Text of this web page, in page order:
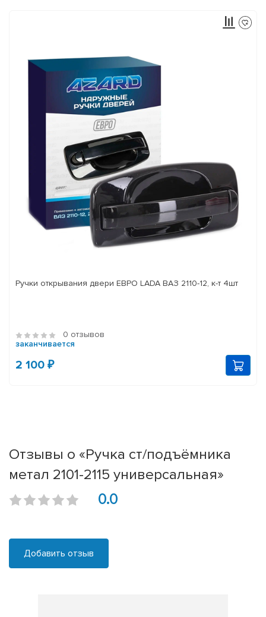
Ручки открывания двери ЕВРО LADA ВАЗ 2110-12, к-т 4шт
0 отзывов
заканчивается
2 100 ₽
Отзывы о «Ручка ст/подъёмника
метал 2101-2115 универсальная»
0.0
Добавить отзыв